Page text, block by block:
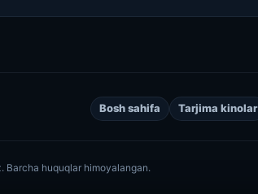
Bosh sahifa Tarjima kinolar
huquqlar himoyalangan.